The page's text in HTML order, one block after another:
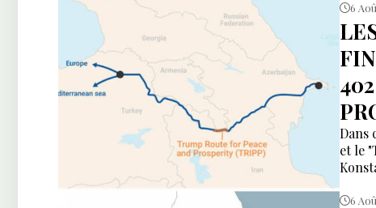
6
Dans
et le
6